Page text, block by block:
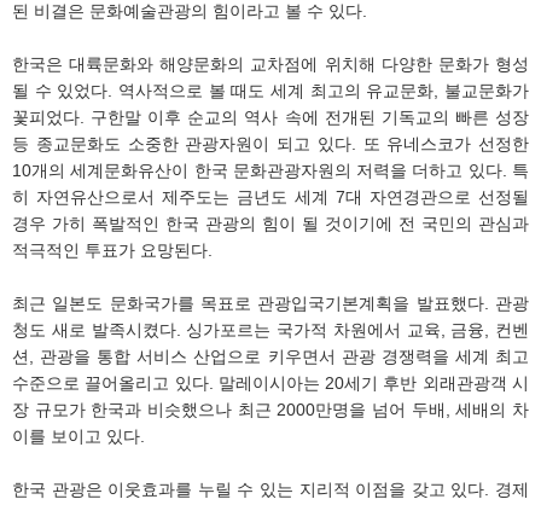
된 비결은 문화예술관광의 힘이라고 볼 수 있다.
한국은 대륙문화와 해양문화의 교차점에 위치해 다양한 문화가 형성
될 수 있었다. 역사적으로 볼 때도 세계 최고의 유교문화, 불교문화가
꽃피었다. 구한말 이후 순교의 역사 속에 전개된 기독교의 빠른 성장
등 종교문화도 소중한 관광자원이 되고 있다. 또 유네스코가 선정한
10개의 세계문화유산이 한국 문화관광자원의 저력을 더하고 있다. 특
히 자연유산으로서 제주도는 금년도 세계 7대 자연경관으로 선정될
경우 가히 폭발적인 한국 관광의 힘이 될 것이기에 전 국민의 관심과
적극적인 투표가 요망된다.
최근 일본도 문화국가를 목표로 관광입국기본계획을 발표했다. 관광
청도 새로 발족시켰다. 싱가포르는 국가적 차원에서 교육, 금융, 컨벤
션, 관광을 통합 서비스 산업으로 키우면서 관광 경쟁력을 세계 최고
수준으로 끌어올리고 있다. 말레이시아는 20세기 후반 외래관광객 시
장 규모가 한국과 비슷했으나 최근 2000만명을 넘어 두배, 세배의 차
이를 보이고 있다.
한국 관광은 이웃효과를 누릴 수 있는 지리적 이점을 갖고 있다. 경제